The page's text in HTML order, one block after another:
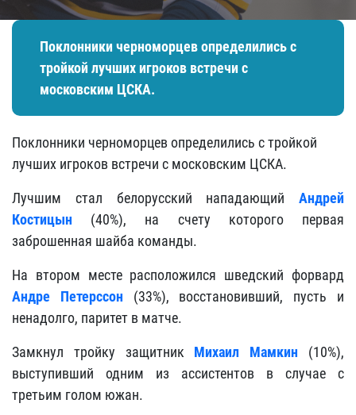
Поклонники черноморцев определились с
тройкой лучших игроков встречи с
московским ЦСКА.
Поклонники черноморцев определились с тройкой
лучших игроков встречи с московским ЦСКА.
Лучшим стал белорусский нападающий Андрей
Костицын (40%), на счету которого первая
заброшенная шайба команды.
На втором месте расположился шведский форвард
Андре Петерссон (33%), восстановивший, пусть и
ненадолго, паритет в матче.
Замкнул тройку защитник Михаил Мамкин (10%),
выступивший одним из ассистентов в случае с
третьим голом южан.